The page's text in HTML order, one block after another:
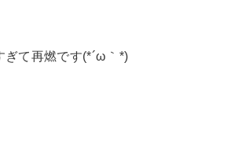
ぎて再燃です(*´ω｀*)